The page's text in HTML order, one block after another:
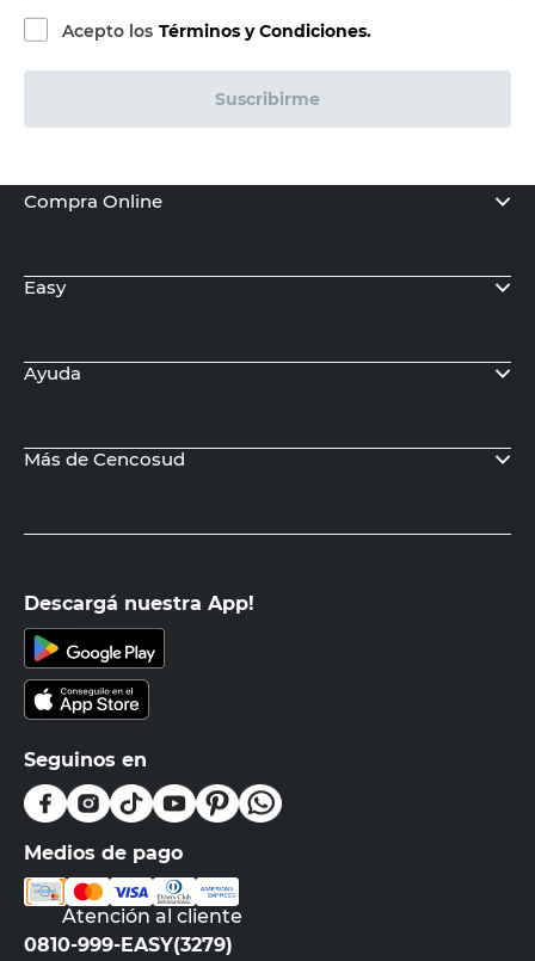
Acepto los Términos y Condiciones.
Suscribirme
Compra Online
Easy
Ayuda
Más de Cencosud
Descargá nuestra App!
Seguinos en
Medios de pago
Atención al cliente
0810-999-EASY(3279)